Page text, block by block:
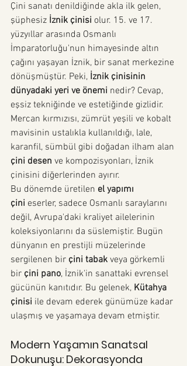
Çini sanatı denildiğinde akla ilk gelen,
şüphesiz İznik çinisi olur. 15. ve 17.
yüzyıllar arasında Osmanlı
İmparatorluğu'nun himayesinde altın
çağını yaşayan İznik, bir sanat merkezine
dönüşmüştür. Peki, İznik çinisinin
dünyadaki yeri ve önemi nedir? Cevap,
eşsiz tekniğinde ve estetiğinde gizlidir.
Mercan kırmızısı, zümrüt yeşili ve kobalt
mavisinin ustalıkla kullanıldığı, lale,
karanfil, sümbül gibi doğadan ilham alan
çini desen ve kompozisyonları, İznik
çinisini diğerlerinden ayırır.
Bu dönemde üretilen el yapımı
çini eserler, sadece Osmanlı saraylarını
değil, Avrupa'daki kraliyet ailelerinin
koleksiyonlarını da süslemiştir. Bugün
dünyanın en prestijli müzelerinde
sergilenen bir çini tabak veya görkemli
bir çini pano, İznik'in sanattaki evrensel
gücünün kanıtıdır. Bu gelenek, Kütahya
çinisi ile devam ederek günümüze kadar
ulaşmış ve yaşamaya devam etmiştir.
Modern Yaşamın Sanatsal
Dokunuşu: Dekorasyonda